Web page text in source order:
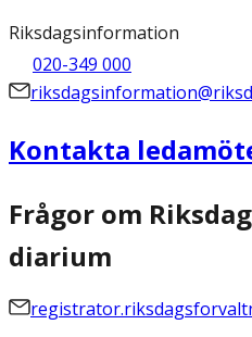
Riksdagsinformation
020-349 000
Kontakta
Frågor om
diarium